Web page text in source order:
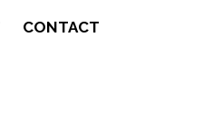
CONTACT